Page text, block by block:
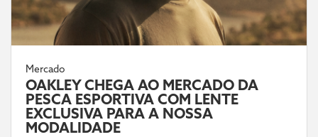
Mercado
OAKLEY CHEGA AO MERCADO DA
PESCA ESPORTIVA COM LENTE
EXCLUSIVA PARA A NOSSA
MODALIDADE